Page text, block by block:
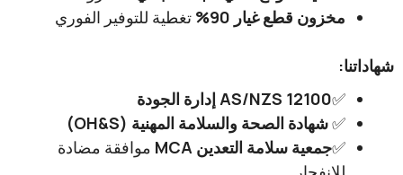
مخزون قطع غيار 90%
تغطية للتوفير الفوري
AS/NZS 12100 إدارة الجودة
شهادة الصحة والسلامة المهنية (OH&S)
جمعية سلامة التعدين MCA
موافقة مضادة